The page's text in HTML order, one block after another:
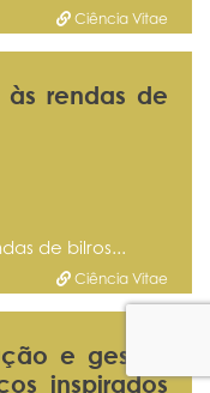
Ciência Vitae
às rendas de
de bilros...
Ciência Vitae
e gestão
inspirados